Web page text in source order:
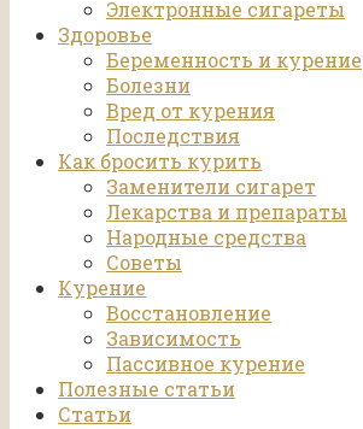
Электронные сигареты
Здоровье
Беременность и курение
Болезни
Вред от курения
Последствия
Как бросить курить
Заменители сигарет
Лекарства и препараты
Народные средства
Советы
Курение
Восстановление
Зависимость
Пассивное курение
Полезные статьи
Статьи